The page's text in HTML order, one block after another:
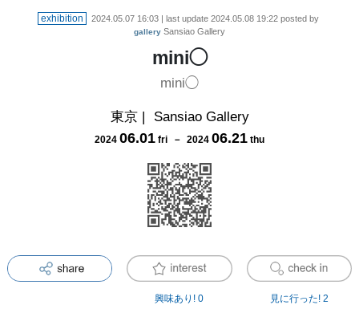
exhibition 2024.05.07 16:03 | last update 2024.05.08 19:22 posted by
gallery Sansiao Gallery
mini◯
mini◯
東京| Sansiao Gallery
2024 06.01 fri － 2024 06.21 thu
興味あり! 0 見に行った! 2